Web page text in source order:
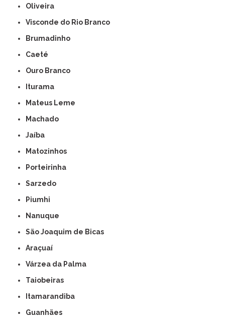
Oliveira
Visconde do Rio Branco
Brumadinho
Caeté
Ouro Branco
Iturama
Mateus Leme
Machado
Jaíba
Matozinhos
Porteirinha
Sarzedo
Piumhi
Nanuque
São Joaquim de Bicas
Araçuaí
Várzea da Palma
Taiobeiras
Itamarandiba
Guanhães